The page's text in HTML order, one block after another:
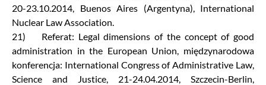
20-23.10.2014, Buenos Aires (Argentyna), International
Nuclear Law Association.
21) Referat: Legal dimensions of the concept of good
administration in the European Union, międzynarodowa
konferencja: International Congress of Administrative Law,
Science and Justice, 21-24.04.2014, Szczecin-Berlin,